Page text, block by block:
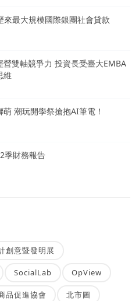
來最大規模國際銀團社會貸款
雙軸競爭力 投資長受臺大EMBA
維
潮玩開學祭搶抱AI筆電！
季財務報告
創意暨發明展
SocialLab OpView
品促進協會 北市圖